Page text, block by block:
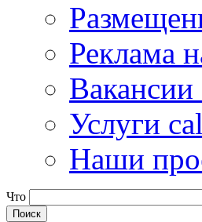
Реклама
Вакансии
Услуги
Наши
Что